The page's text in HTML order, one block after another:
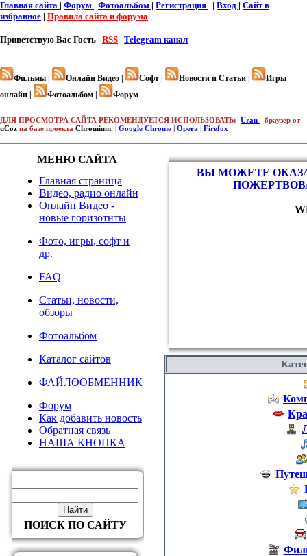
Главная сайта | Форум | Фотоальбом | Регистрация | Вход | Cайт в
избранное | Правила сайта и форума
Приветствую Вас Гость | RSS | Telegram канал
Фильмы | Онлайн Видео | Софт | Новости и Статьи |
Игры
онлайн |
Фотоальбом | Форум
ДЛЯ ПРОСМОТРА САЙТА РЕКОМЕНДУЕТСЯ ИСПОЛЬЗОВАТЬ: Uran - браузер от
uCoz на базе проекта Chromium. | Google Chrome | Opera | Firefox
МЕНЮ САЙТА
Главная страница
Видео, радио онлайн
Онлайн Видео -
новые горизотнты
Фото, игры, софт и
др.
FAQ
Статьи, новости,
обзоры
Фотоальбом
Каталог сайтов
ФАЙЛООБМЕННИК
Форум
Как добавить новость
Обратная связь
НАША КНОПКА
ПОИСК ПО САЙТУ
ВЫ МОЖЕТЕ